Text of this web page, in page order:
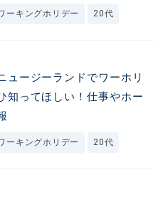
ーキングホリデー 20代
ュージーランドでワーホリ
知ってほしい！仕事やホー
ーキングホリデー 20代